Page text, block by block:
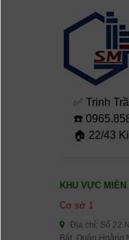
✅ Trinh
☎️
🏠 22/43
KHU VỰC MIỀN
Cơ sở 1
Địa chỉ: Số 22
Bát, Quận Hoàng